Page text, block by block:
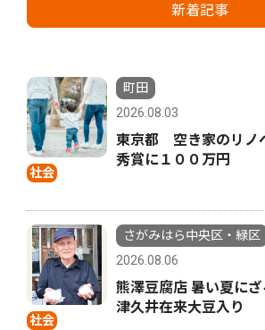
新着記事
社会
町田
2026.08.03
東京都 空き家のリ
秀賞に１００万円
社会
さがみはら中央区・緑区
2026.08.06
熊澤豆腐店 暑い夏に
津久井在来大豆入り